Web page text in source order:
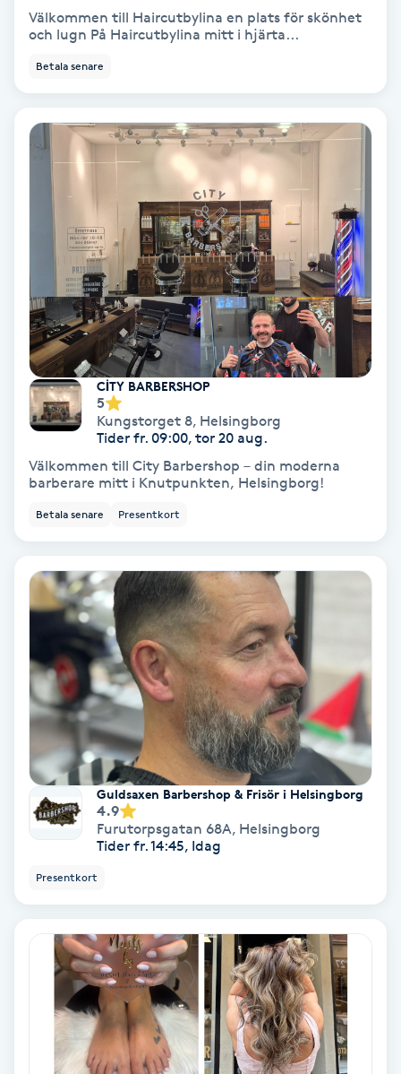
Torr hårbotten
Torrborstning
Triggerpunktsmassage
Trådning
Träning
Tvätt & Fön
Vaccination
Vampyrbehandling
Veterinär
Vibrationsmassage
Vinyasa Yoga
Volymfransar
Yin Yoga
Yogamassage
Zonterapi
Välkommen till Haircutbylina en plats för skönhet
och lugn På Haircutbylina mitt i hjärta...
Betala senare
CİTY BARBERSHOP
5
Kungstorget 8, Helsingborg
Tider fr. 09:00, tor 20 aug.
Välkommen till City Barbershop – din moderna
barberare mitt i Knutpunkten, Helsingborg!
Betala senare Presentkort
Guldsaxen Barbershop & Frisör i Helsingborg
4.9
Furutorpsgatan 68A, Helsingborg
Tider fr. 14:45, Idag
Presentkort